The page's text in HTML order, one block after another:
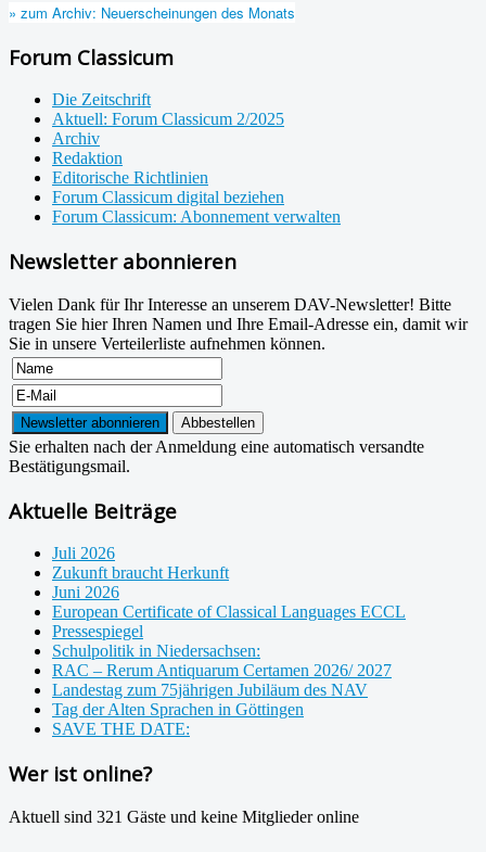
» zum Archiv: Neuerscheinungen des Monats
Forum Classicum
Die Zeitschrift
Aktuell: Forum Classicum 2/2025
Archiv
Redaktion
Editorische Richtlinien
Forum Classicum digital beziehen
Forum Classicum: Abonnement verwalten
Newsletter abonnieren
Vielen Dank für Ihr Interesse an unserem DAV-Newsletter! Bitte
tragen Sie hier Ihren Namen und Ihre Email-Adresse ein, damit wir
Sie in unsere Verteilerliste aufnehmen können.
Sie erhalten nach der Anmeldung eine automatisch versandte
Bestätigungsmail.
Aktuelle Beiträge
Juli 2026
Zukunft braucht Herkunft
Juni 2026
European Certificate of Classical Languages ECCL
Pressespiegel
Schulpolitik in Niedersachsen:
RAC – Rerum Antiquarum Certamen 2026/ 2027
Landestag zum 75jährigen Jubiläum des NAV
Tag der Alten Sprachen in Göttingen
SAVE THE DATE:
Wer ist online?
Aktuell sind 321 Gäste und keine Mitglieder online